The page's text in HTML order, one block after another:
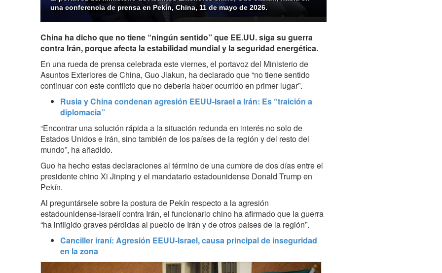
una conferencia de prensa en Pekín, China, 11 de mayo de 2026.
China ha dicho que no tiene “ningún sentido” que EE.UU. siga su guerra
contra Irán, porque afecta la estabilidad mundial y la seguridad energética.
En una rueda de prensa celebrada este viernes, el portavoz del Ministerio de
Asuntos Exteriores de China, Guo Jiakun, ha declarado que “no tiene sentido
continuar con este conflicto que no debería haber ocurrido en primer lugar”.
Rusia y China condenan agresión EEUU-Israel a Irán: Es “traición a
diplomacia”
“Encontrar una solución rápida a la situación redunda en interés no solo de
Estados Unidos e Irán, sino también de los países de la región y del resto del
mundo”, ha añadido.
Guo ha hecho estas declaraciones al término de una cumbre de dos días entre el
presidente chino Xi Jinping y el mandatario estadounidense Donald Trump en
Pekín.
Al preguntársele sobre la postura de Pekín respecto a la agresión
estadounidense-israelí contra Irán, el funcionario chino ha afirmado que la guerra
“ha infligido graves pérdidas al pueblo de Irán y de otros países de la región”.
Canciller iraní: Agresión EEUU-Israel, causa principal de inseguridad
en la zona